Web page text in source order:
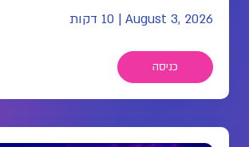
August 3, 2026
| 10 דקות
כניסה